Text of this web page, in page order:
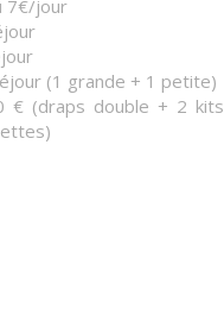
7€/jour
(1 grande + 1 petite)
€ (draps double + 2 kits